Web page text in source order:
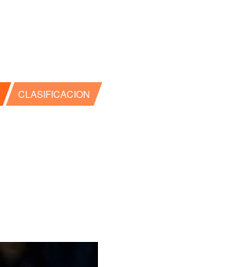
CLASIFICACION